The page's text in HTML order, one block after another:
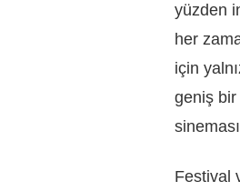
yüzden
her
için
geniş
Festival